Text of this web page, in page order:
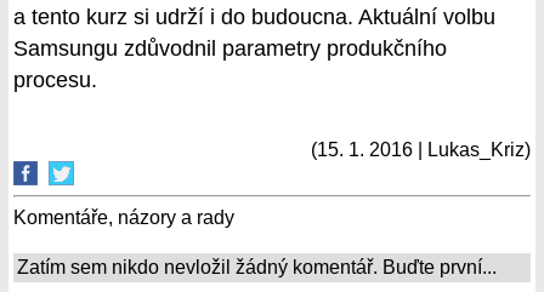
a tento kurz si udrží i do budoucna. Aktuální volbu
Samsungu zdůvodnil parametry produkčního
procesu.
(15. 1. 2016 | Lukas_Kriz)
Komentáře, názory a rady
Zatím sem nikdo nevložil žádný komentář. Buďte první...